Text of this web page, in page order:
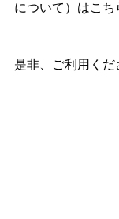
について）はこち
是非、ご利用くだ